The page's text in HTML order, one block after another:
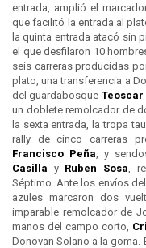
entrada, amplió el
que facilitó la entrada al
la quinta entrada atacó sin
el que desfilaron 10
seis carreras producidas
plato, una transferencia a
del guardabosque
un doblete remolcador de
la sexta entrada, la tropa
rally de cinco carreras
Francisco Peña , y
Casilla y Ruben Sosa ,
Séptimo. Ante los envíos
azules marcaron dos
imparable remolcador de
manos del campo corto,
Donovan Solano a la goma.